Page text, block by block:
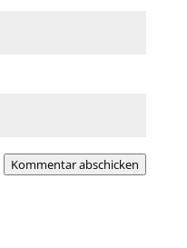
Kommentar abschicken